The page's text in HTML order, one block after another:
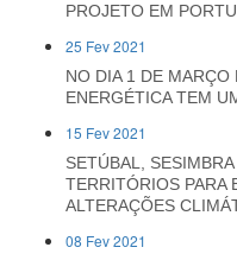
PROJETO EM
25 Fev 2021
NO DIA 1 DE MARÇO
ENERGÉTICA TEM
15 Fev 2021
SETÚBAL,
TERRITÓRIOS PARA
ALTERAÇÕES
08 Fev 2021